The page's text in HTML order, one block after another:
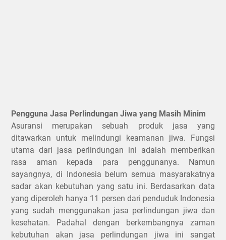
Pengguna Jasa Perlindungan Jiwa yang Masih Minim
Asuransi merupakan sebuah produk jasa yang
ditawarkan untuk melindungi keamanan jiwa. Fungsi
utama dari jasa perlindungan ini adalah memberikan
rasa aman kepada para penggunanya. Namun
sayangnya, di Indonesia belum semua masyarakatnya
sadar akan kebutuhan yang satu ini. Berdasarkan data
yang diperoleh hanya 11 persen dari penduduk Indonesia
yang sudah menggunakan jasa perlindungan jiwa dan
kesehatan. Padahal dengan berkembangnya zaman
kebutuhan akan jasa perlindungan jiwa ini sangat